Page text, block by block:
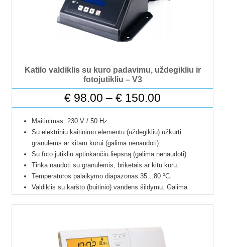
Apsaugos klasė: IP 20.
Kartu su termostatu baterijos netiekiamos.
Išmatavimai: 82 / 82 / 35,6 mm.
24 mėnesių gamintojo garantija.
Katilo valdiklis su kuro padavimu, uždegikliu ir
fotojutikliu – V3
€ 98.00 – € 150.00
€ 98.00
through
€ 150.00
Maitinimas: 230 V / 50 Hz.
Su elektriniu kaitinimo elementu (uždegikliu) užkurti
granulėms ar kitam kurui (galima nenaudoti).
Su foto jutikliu aptinkančiu liepsną (galima nenaudoti).
Tinka naudoti su granulėmis, briketais ar kitu kuru.
Temperatūros palaikymo diapazonas 35…80 ºC.
Valdiklis su karšto (buitinio) vandens šildymu. Galima
Valdiklis su Lietuviška instrukcija ir Lietuvišku meniu.
Į kaina įeina visi jutikliai (dūmų jutiklis ir kaitinimo elementas